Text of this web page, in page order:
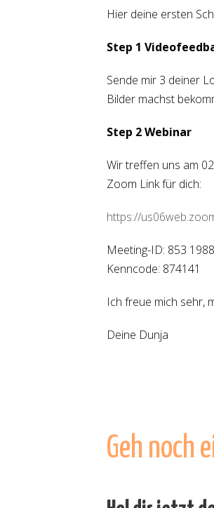
Hier deine ersten
Step 1
Sende mir 3 deiner
Bilder machst
Step 2 Webinar
Wir treffen uns am
Zoom Link für dich:
https://
Meeting-ID: 853
Kenncode: 874141
Ich freue mich sehr,
Deine Dunja
Geh noch